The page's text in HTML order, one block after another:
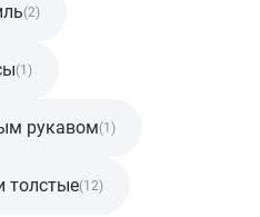
(2)
(1)
рукавом(1)
толстые(12)